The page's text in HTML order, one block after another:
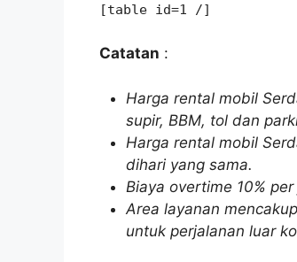
[table id=1 /]
Catatan :
Harga rental mobil
supir, BBM, tol dan
Harga rental mobil
dihari yang sama.
Biaya overtime 10%
Area layanan
untuk perjalanan luar